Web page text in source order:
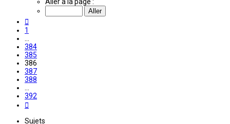
1
384
385
386
387
388
392
Sujets